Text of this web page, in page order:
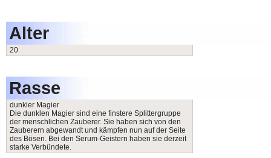
Alter
20
Rasse
dunkler Magier
Die dunklen Magier sind eine finstere Splittergruppe
der menschlichen Zauberer. Sie haben sich von den
Zauberern abgewandt und kämpfen nun auf der Seite
des Bösen. Bei den Serum-Geistern haben sie derzeit
starke Verbündete.